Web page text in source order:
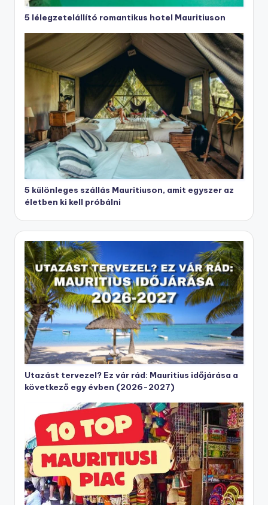
5 lélegzetelállító romantikus hotel Mauritiuson
5 különleges szállás Mauritiuson, amit egyszer az
életben ki kell próbálni
Utazást tervezel? Ez vár rád: Mauritius időjárása a
következő egy évben (2026-2027)